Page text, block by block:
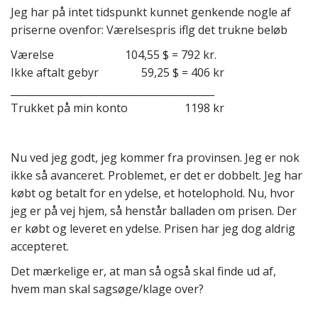
Jeg har på intet tidspunkt kunnet genkende nogle af
priserne ovenfor: Værelsespris iflg det trukne beløb
Værelse 104,55 $ = 792 kr.
Ikke aftalt gebyr 59,25 $ = 406 kr
Trukket på min konto 1198 kr
Nu ved jeg godt, jeg kommer fra provinsen. Jeg er nok
ikke så avanceret. Problemet, er det er dobbelt. Jeg har
købt og betalt for en ydelse, et hotelophold. Nu, hvor
jeg er på vej hjem, så henstår balladen om prisen. Der
er købt og leveret en ydelse. Prisen har jeg dog aldrig
accepteret.
Det mærkelige er, at man så også skal finde ud af,
hvem man skal sagsøge/klage over?